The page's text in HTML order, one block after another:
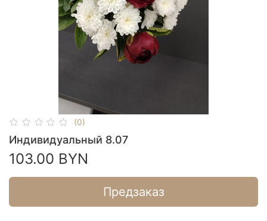
(0)
Индивидуальный 8.07
103.00 BYN
Предзаказ